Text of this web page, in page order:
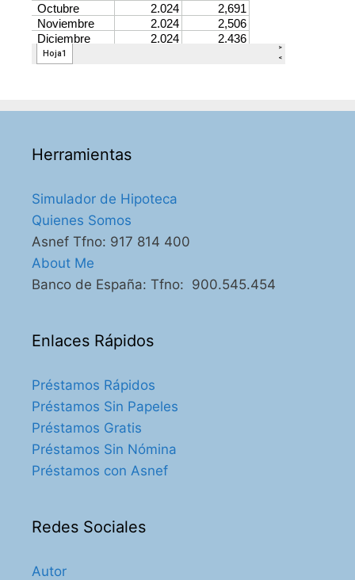
Herramientas
Simulador de Hipoteca
Quienes Somos
Asnef Tfno: 917 814 400
About Me
Banco de España: Tfno: 900.545.454
Enlaces Rápidos
Préstamos Rápidos
Préstamos Sin Papeles
Préstamos Gratis
Préstamos Sin Nómina
Préstamos con Asnef
Redes Sociales
Autor